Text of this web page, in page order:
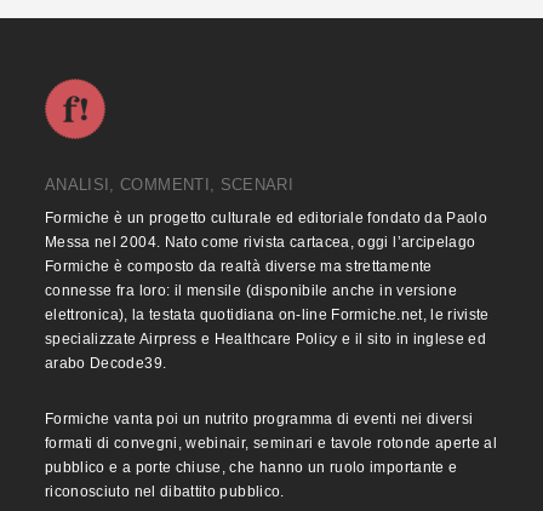
ANALISI, COMMENTI, SCENARI
Formiche è un progetto culturale ed editoriale fondato da Paolo
Messa nel 2004. Nato come rivista cartacea, oggi l’arcipelago
Formiche è composto da realtà diverse ma strettamente
connesse fra loro: il mensile (disponibile anche in versione
elettronica), la testata quotidiana on-line Formiche.net, le riviste
specializzate Airpress e Healthcare Policy e il sito in inglese ed
arabo Decode39.
Formiche vanta poi un nutrito programma di eventi nei diversi
formati di convegni, webinair, seminari e tavole rotonde aperte al
pubblico e a porte chiuse, che hanno un ruolo importante e
riconosciuto nel dibattito pubblico.